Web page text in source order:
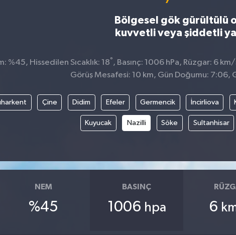
Bölgesel gök gürültülü
kuvvetli veya şiddetli
%45, Hissedilen Sıcaklık: 18° , Basınç: 1006 hPa, Rüzgar: 6
Görüş Mesafesi: 10 km, Gün Doğumu: 7:06,
Çine Didim Efeler Germencik İncirliova
Kuyucak Nazilli Söke Sultanhisar
NEM
%45
BASINÇ
1006 hpa 6